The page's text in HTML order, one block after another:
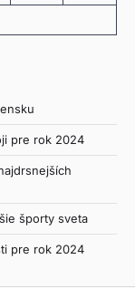
pre rok 2024
športy sveta
pre rok 2024